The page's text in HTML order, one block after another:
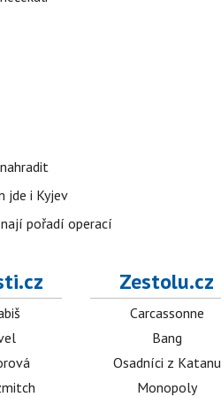
jde i Kyjev
pořadí operací
Zestolu.cz
Carcassonne
Bang
Osadníci z Katanu
Monopoly